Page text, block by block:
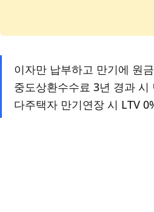
이자만 납부하고 만기에 원
중도상환수수료 3년 경과 시
다주택자 만기연장 시 LTV